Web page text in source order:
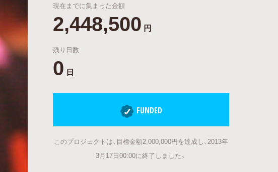
ジェクト
現在までに集まった金額
2,448,500 円
残り日数
0 日
FUNDED
このプロジェクトは、目標金額2,000,000円を達成し、2013年
3月17日00:00に終了しました。